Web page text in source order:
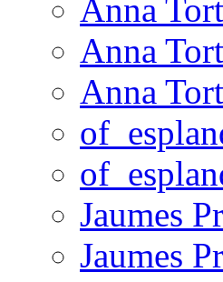
Anna
Anna
Anna
Jaumes
Jaumes